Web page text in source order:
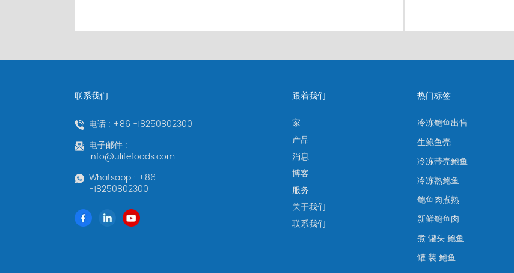
联系我们
电话 : +86 -18250802300
电子邮件 :
info@ulifefoods.com
Whatsapp : +86
-18250802300
跟着我们
家
产品
消息
博客
服务
关于我们
联系我们
热门标签
冷冻鲍鱼出售
生鲍鱼壳
冷冻带壳鲍鱼
冷冻熟鲍鱼
鲍鱼肉煮熟
新鲜鲍鱼肉
煮 罐头 鲍鱼
罐 装 鲍鱼